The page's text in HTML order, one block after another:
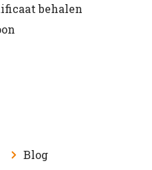
behalen
Blog